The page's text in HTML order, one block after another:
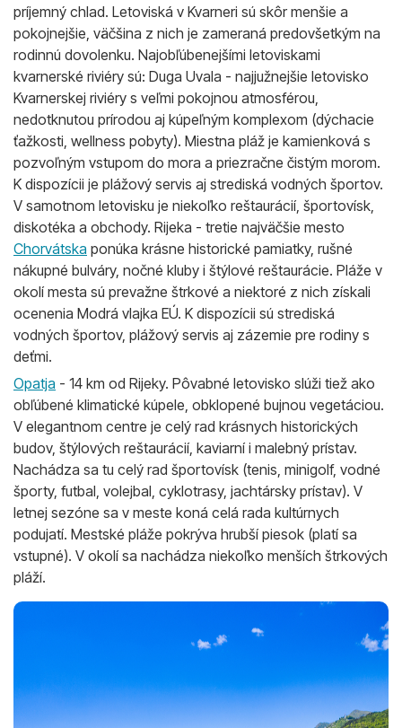
príjemný chlad. Letoviská v Kvarneri sú skôr menšie a
pokojnejšie, väčšina z nich je zameraná predovšetkým na
rodinnú dovolenku. Najobľúbenejšími letoviskami
kvarnerské riviéry sú: Duga Uvala - najjužnejšie letovisko
Kvarnerskej riviéry s veľmi pokojnou atmosférou,
nedotknutou prírodou aj kúpeľným komplexom (dýchacie
ťažkosti, wellness pobyty). Miestna pláž je kamienková s
pozvoľným vstupom do mora a priezračne čistým morom.
K dispozícii je plážový servis aj strediská vodných športov.
V samotnom letovisku je niekoľko reštaurácií, športovísk,
diskotéka a obchody. Rijeka - tretie najväčšie mesto
Chorvátska ponúka krásne historické pamiatky, rušné
nákupné bulváry, nočné kluby i štýlové reštaurácie. Pláže v
okolí mesta sú prevažne štrkové a niektoré z nich získali
ocenenia Modrá vlajka EÚ. K dispozícii sú strediská
vodných športov, plážový servis aj zázemie pre rodiny s
deťmi.
Opatja - 14 km od Rijeky. Pôvabné letovisko slúži tiež ako
obľúbené klimatické kúpele, obklopené bujnou vegetáciou.
V elegantnom centre je celý rad krásnych historických
budov, štýlových reštaurácií, kaviarní i malebný prístav.
Nachádza sa tu celý rad športovísk (tenis, minigolf, vodné
športy, futbal, volejbal, cyklotrasy, jachtársky prístav). V
letnej sezóne sa v meste koná celá rada kultúrnych
podujatí. Mestské pláže pokrýva hrubší piesok (platí sa
vstupné). V okolí sa nachádza niekoľko menších štrkových
pláží.